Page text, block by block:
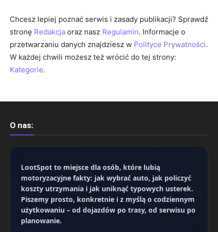
Chcesz lepiej poznać serwis i zasady publikacji? Sprawdź
stronę Redakcja oraz nasz Regulamin. Informacje o
przetwarzaniu danych znajdziesz w Polityce Prywatności.
W każdej chwili możesz też wrócić do tej strony:
Kategorie.
O nas:
LootSpot to miejsce dla osób, które lubią
motoryzacyjne fakty: jak wybrać auto, jak policzyć
koszty utrzymania i jak uniknąć typowych usterek.
Piszemy prosto, konkretnie i z myślą o codziennym
użytkowaniu – od dojazdów po trasy, od serwisu po
planowanie.